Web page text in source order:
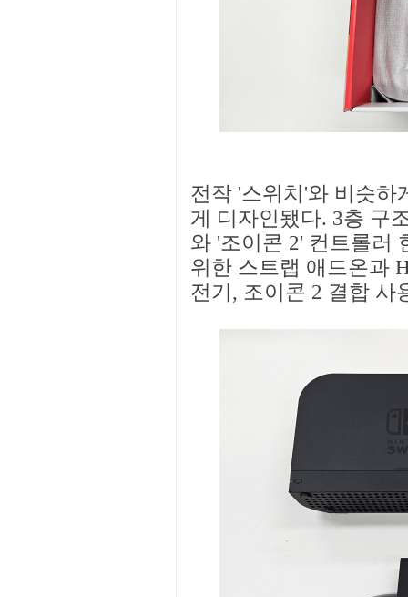
전작 '스위치'와 비슷하
게 디자인됐다. 3층 구
와 '조이콘 2' 컨트롤러
위한 스트랩 애드온과
전기, 조이콘 2 결합 사